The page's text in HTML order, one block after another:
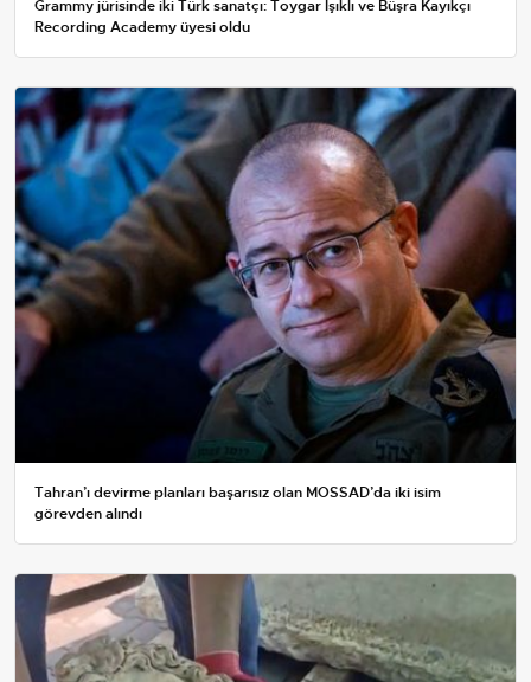
Grammy jürisinde iki Türk sanatçı: Toygar Işıklı ve Büşra Kayıkçı
Recording Academy üyesi oldu
Tahran’ı devirme planları başarısız olan MOSSAD’da iki isim
görevden alındı